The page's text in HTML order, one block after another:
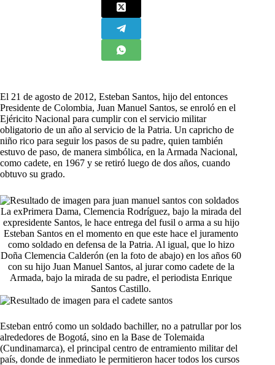
El 21 de agosto de 2012, Esteban Santos, hijo del entonces
Presidente de Colombia, Juan Manuel Santos, se enroló en el
Ejéricito Nacional para cumplir con el servicio militar
obligatorio de un año al servicio de la Patria. Un capricho de
niño rico para seguir los pasos de su padre, quien también
estuvo de paso, de manera simbólica, en la Armada Nacional,
como cadete, en 1967 y se retiró luego de dos años, cuando
obtuvo su grado.
La exPrimera Dama, Clemencia Rodríguez, bajo la mirada del
expresidente Santos, le hace entrega del fusil o arma a su hijo
Esteban Santos en el momento en que este hace el juramento
como soldado en defensa de la Patria. Al igual, que lo hizo
Doña Clemencia Calderón (en la foto de abajo) en los años 60
con su hijo Juan Manuel Santos, al jurar como cadete de la
Armada, bajo la mirada de su padre, el periodista Enrique
Santos Castillo.
Esteban entró como un soldado bachiller, no a patrullar por los
alrededores de Bogotá, sino en la Base de Tolemaida
(Cundinamarca), el principal centro de entramiento militar del
país, donde de inmediato le permitieron hacer todos los cursos